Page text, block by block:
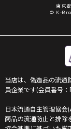
東京
© K-
当店は、偽造品の流通
員企業です(会員番号
日本流通自主管理協
商品の流通防止と排除